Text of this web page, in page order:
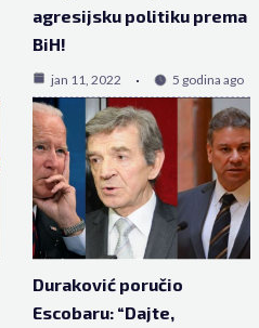
agresijsku politiku prema
BiH!
jan 11, 2022 5 godina ago
Duraković poručio
Escobaru: “Dajte,